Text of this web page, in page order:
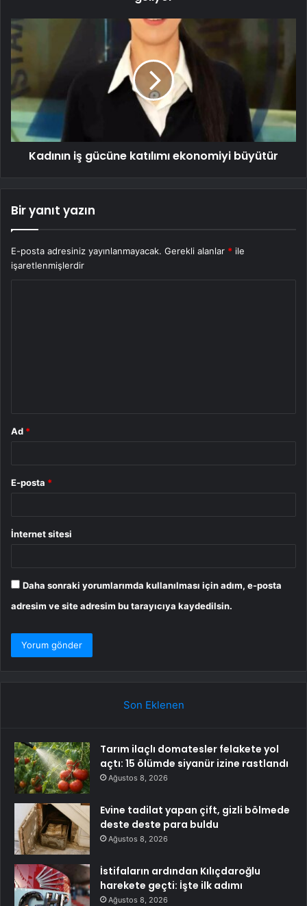
Kadının iş gücüne katılımı ekonomiyi büyütür
Bir yanıt yazın
E-posta adresiniz yayınlanmayacak. Gerekli alanlar * ile
işaretlenmişlerdir
Ad *
E-posta *
İnternet sitesi
Daha sonraki yorumlarımda kullanılması için adım, e-posta
adresim ve site adresim bu tarayıcıya kaydedilsin.
Son Eklenen
Tarım ilaçlı domatesler felakete yol
açtı: 15 ölümde siyanür izine rastlandı
Ağustos 8, 2026
Evine tadilat yapan çift, gizli bölmede
deste deste para buldu
Ağustos 8, 2026
İstifaların ardından Kılıçdaroğlu
harekete geçti: İşte ilk adımı
Ağustos 8, 2026